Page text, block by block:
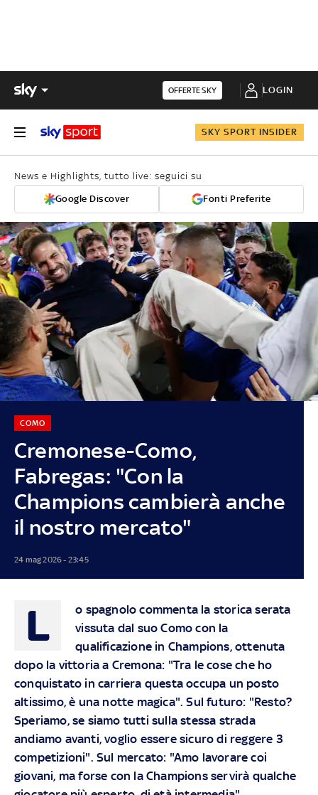
OFFERTE SKY LOGIN
SKY SPORT INSIDER
News e Highlights, tutto live: seguici su
Google Discover Fonti Preferite
Cremonese-Como,
Fabregas: "Con la
Champions cambierà anche
il nostro mercato"
COMO
24 mag 2026 - 23:45
L
o spagnolo commenta la storica serata
vissuta dal suo Como con la
qualificazione in Champions, ottenuta
dopo la vittoria a Cremona: "Tra le cose che ho
conquistato in carriera questa occupa un posto
altissimo, è una notte magica". Sul futuro: "Resto?
Speriamo, se siamo tutti sulla stessa strada
andiamo avanti, voglio essere sicuro di reggere 3
competizioni". Sul mercato: "Amo lavorare coi
giovani, ma forse con la Champions servirà qualche